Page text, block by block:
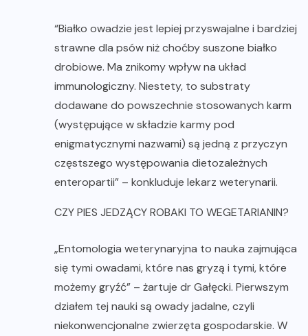
“Białko owadzie jest lepiej przyswajalne i bardziej
strawne dla psów niż choćby suszone białko
drobiowe. Ma znikomy wpływ na układ
immunologiczny. Niestety, to substraty
dodawane do powszechnie stosowanych karm
(występujące w składzie karmy pod
enigmatycznymi nazwami) są jedną z przyczyn
częstszego występowania dietozależnych
enteropartii” – konkluduje lekarz weterynarii.
CZY PIES JEDZĄCY ROBAKI TO WEGETARIANIN?
„Entomologia weterynaryjna to nauka zajmująca
się tymi owadami, które nas gryzą i tymi, które
możemy gryźć” – żartuje dr Gałęcki. Pierwszym
działem tej nauki są owady jadalne, czyli
niekonwencjonalne zwierzęta gospodarskie. W